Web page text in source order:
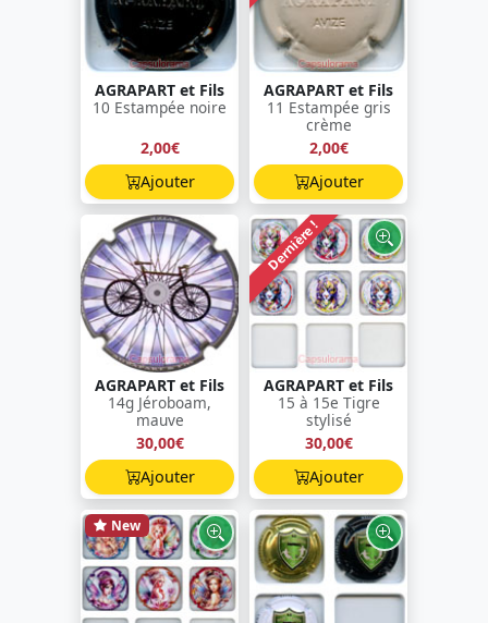
AGRAPART et Fils
10 Estampée noire
2,00€
Ajouter
AGRAPART et Fils
11 Estampée gris
crème
2,00€
Ajouter
AGRAPART et Fils
14g Jéroboam,
mauve
30,00€
Ajouter
Dernière !
AGRAPART et Fils
15 à 15e Tigre
stylisé
30,00€
Ajouter
New